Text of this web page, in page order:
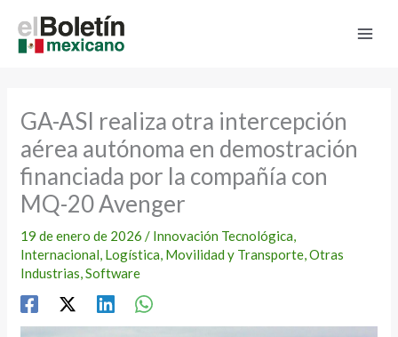
contenido
GA-ASI realiza otra intercepción
aérea autónoma en demostración
financiada por la compañía con
MQ-20 Avenger
19 de enero de 2026/ Innovación Tecnológica,
Internacional, Logística, Movilidad y Transporte,Otras
Industrias,Software